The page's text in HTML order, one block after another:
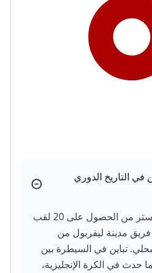
10 هدافين في التاريخ الدوري
تمكن فريق مدينة مانشستر من الحصول على 20 لقب
مدينة ليفربول من
19 لقب محلي. تباين في السيطرة بين
حدث في الكرة الإنجليزية،